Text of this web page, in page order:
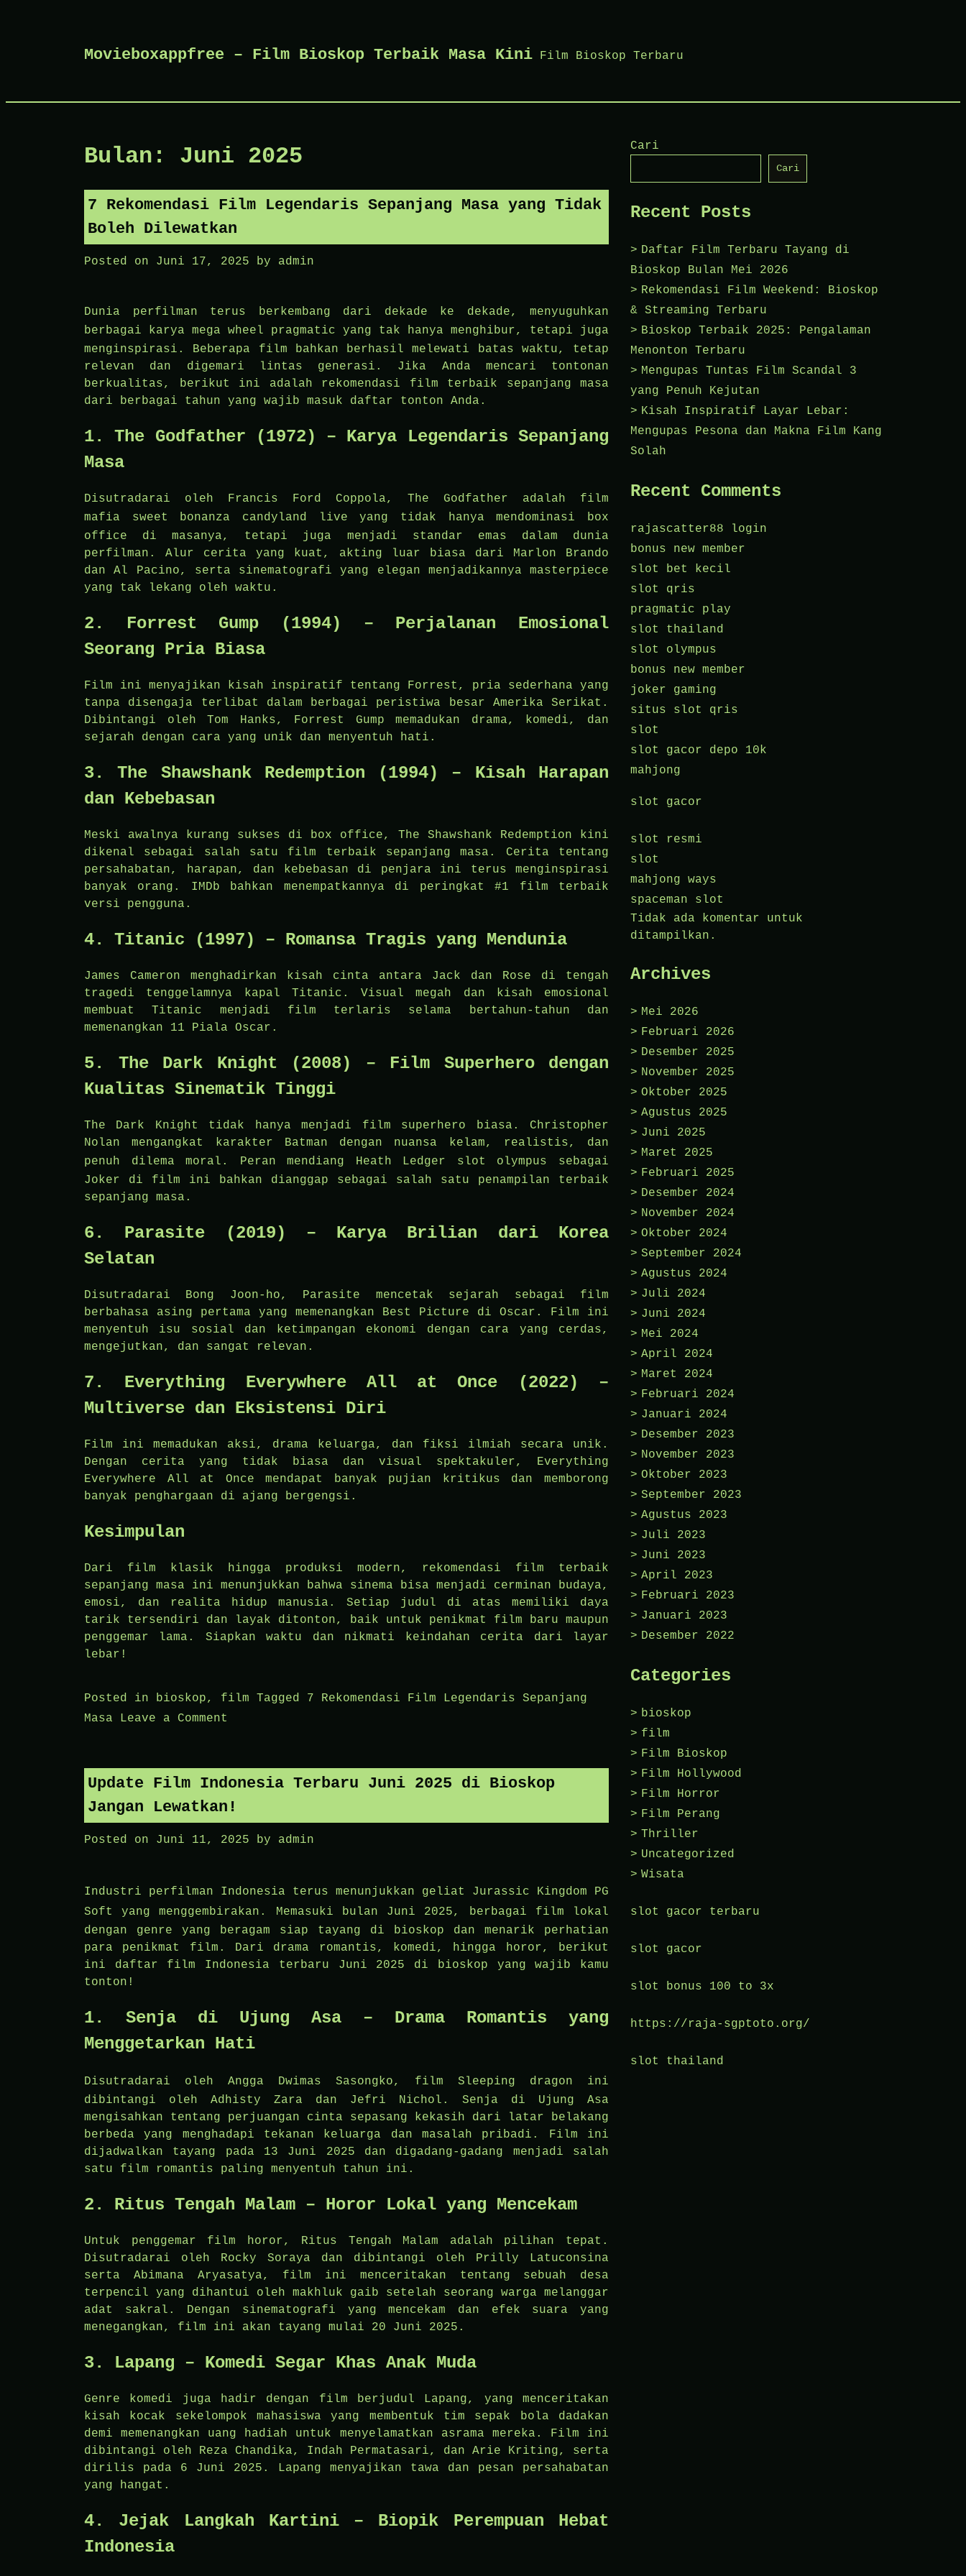
Movieboxappfree – Film Bioskop Terbaik Masa Kini Film Bioskop Terbaru
Bulan: Juni 2025
7 Rekomendasi Film Legendaris Sepanjang Masa yang Tidak
Boleh Dilewatkan
Posted on Juni 17, 2025 by admin
Dunia perfilman terus berkembang dari dekade ke dekade, menyuguhkan
berbagai karya mega wheel pragmatic yang tak hanya menghibur, tetapi juga
menginspirasi. Beberapa film bahkan berhasil melewati batas waktu, tetap
relevan dan digemari lintas generasi. Jika Anda mencari tontonan
berkualitas, berikut ini adalah rekomendasi film terbaik sepanjang masa
dari berbagai tahun yang wajib masuk daftar tonton Anda.
1. The Godfather (1972) – Karya Legendaris Sepanjang
Masa
Disutradarai oleh Francis Ford Coppola, The Godfather adalah film
mafia sweet bonanza candyland live yang tidak hanya mendominasi box
office di masanya, tetapi juga menjadi standar emas dalam dunia
perfilman. Alur cerita yang kuat, akting luar biasa dari Marlon Brando
dan Al Pacino, serta sinematografi yang elegan menjadikannya masterpiece
yang tak lekang oleh waktu.
2. Forrest Gump (1994) – Perjalanan Emosional
Seorang Pria Biasa
Film ini menyajikan kisah inspiratif tentang Forrest, pria sederhana yang
tanpa disengaja terlibat dalam berbagai peristiwa besar Amerika Serikat.
Dibintangi oleh Tom Hanks, Forrest Gump memadukan drama, komedi, dan
sejarah dengan cara yang unik dan menyentuh hati.
3. The Shawshank Redemption (1994) – Kisah Harapan
dan Kebebasan
Meski awalnya kurang sukses di box office, The Shawshank Redemption kini
dikenal sebagai salah satu film terbaik sepanjang masa. Cerita tentang
persahabatan, harapan, dan kebebasan di penjara ini terus menginspirasi
banyak orang. IMDb bahkan menempatkannya di peringkat #1 film terbaik
versi pengguna.
4. Titanic (1997) – Romansa Tragis yang Mendunia
James Cameron menghadirkan kisah cinta antara Jack dan Rose di tengah
tragedi tenggelamnya kapal Titanic. Visual megah dan kisah emosional
membuat Titanic menjadi film terlaris selama bertahun-tahun dan
memenangkan 11 Piala Oscar.
5. The Dark Knight (2008) – Film Superhero dengan
Kualitas Sinematik Tinggi
The Dark Knight tidak hanya menjadi film superhero biasa. Christopher
Nolan mengangkat karakter Batman dengan nuansa kelam, realistis, dan
penuh dilema moral. Peran mendiang Heath Ledger slot olympus sebagai
Joker di film ini bahkan dianggap sebagai salah satu penampilan terbaik
sepanjang masa.
6. Parasite (2019) – Karya Brilian dari Korea
Selatan
Disutradarai Bong Joon-ho, Parasite mencetak sejarah sebagai film
berbahasa asing pertama yang memenangkan Best Picture di Oscar. Film ini
menyentuh isu sosial dan ketimpangan ekonomi dengan cara yang cerdas,
mengejutkan, dan sangat relevan.
7. Everything Everywhere All at Once (2022) –
Multiverse dan Eksistensi Diri
Film ini memadukan aksi, drama keluarga, dan fiksi ilmiah secara unik.
Dengan cerita yang tidak biasa dan visual spektakuler, Everything
Everywhere All at Once mendapat banyak pujian kritikus dan memborong
banyak penghargaan di ajang bergengsi.
Kesimpulan
Dari film klasik hingga produksi modern, rekomendasi film terbaik
sepanjang masa ini menunjukkan bahwa sinema bisa menjadi cerminan budaya,
emosi, dan realita hidup manusia. Setiap judul di atas memiliki daya
tarik tersendiri dan layak ditonton, baik untuk penikmat film baru maupun
penggemar lama. Siapkan waktu dan nikmati keindahan cerita dari layar
lebar!
Posted in bioskop, film Tagged 7 Rekomendasi Film Legendaris Sepanjang
Masa
Leave a Comment
Film
Legendaris
Masa
Boleh
Dilewatkan
Update Film Indonesia Terbaru Juni 2025 di Bioskop
Jangan Lewatkan!
Posted on Juni 11, 2025 by admin
Industri perfilman Indonesia terus menunjukkan geliat Jurassic Kingdom PG
Soft
yang menggembirakan. Memasuki bulan Juni 2025, berbagai film lokal
dengan genre yang beragam siap tayang di bioskop dan menarik perhatian
para penikmat film. Dari drama romantis, komedi, hingga horor, berikut
ini daftar film Indonesia terbaru Juni 2025 di bioskop yang wajib kamu
tonton!
1. Senja di Ujung Asa – Drama Romantis yang
Menggetarkan Hati
Disutradarai oleh Angga Dwimas Sasongko, film Sleeping dragon ini
dibintangi oleh Adhisty Zara dan Jefri Nichol. Senja di Ujung Asa
mengisahkan tentang perjuangan cinta sepasang kekasih dari latar belakang
berbeda yang menghadapi tekanan keluarga dan masalah pribadi. Film ini
dijadwalkan tayang pada 13 Juni 2025 dan digadang-gadang menjadi salah
satu film romantis paling menyentuh tahun ini.
2. Ritus Tengah Malam – Horor Lokal yang Mencekam
Untuk penggemar film horor, Ritus Tengah Malam adalah pilihan tepat.
Disutradarai oleh Rocky Soraya dan dibintangi oleh Prilly Latuconsina
serta Abimana Aryasatya, film ini menceritakan tentang sebuah desa
terpencil yang dihantui oleh makhluk gaib setelah seorang warga melanggar
adat sakral. Dengan sinematografi yang mencekam dan efek suara yang
menegangkan, film ini akan tayang mulai 20 Juni 2025.
3. Lapang – Komedi Segar Khas Anak Muda
Genre komedi juga hadir dengan film berjudul Lapang, yang menceritakan
kisah kocak sekelompok mahasiswa yang membentuk tim sepak bola dadakan
demi memenangkan uang hadiah untuk menyelamatkan asrama mereka. Film ini
dibintangi oleh Reza Chandika, Indah Permatasari, dan Arie Kriting, serta
dirilis pada 6 Juni 2025. Lapang menyajikan tawa dan pesan persahabatan
yang hangat.
4. Jejak Langkah Kartini – Biopik Perempuan Hebat
Indonesia
Cari
Cari
Recent Posts
Daftar Film Terbaru Tayang di
Bioskop Bulan Mei 2026
Rekomendasi Film Weekend: Bioskop
& Streaming Terbaru
Bioskop Terbaik 2025: Pengalaman
Menonton Terbaru
Mengupas Tuntas Film Scandal 3
yang Penuh Kejutan
Kisah Inspiratif Layar Lebar:
Mengupas Pesona dan Makna Film Kang
Solah
Recent Comments
rajascatter88 login
bonus new member
slot bet kecil
slot qris
pragmatic play
slot thailand
slot olympus
bonus new member
joker gaming
situs slot qris
slot
slot gacor depo 10k
mahjong
slot gacor
slot resmi
slot
mahjong ways
spaceman slot
Tidak ada komentar untuk
ditampilkan.
Archives
Mei 2026
Februari 2026
Desember 2025
November 2025
Oktober 2025
Agustus 2025
Juni 2025
Maret 2025
Februari 2025
Desember 2024
November 2024
Oktober 2024
September 2024
Agustus 2024
Juli 2024
Juni 2024
Mei 2024
April 2024
Maret 2024
Februari 2024
Januari 2024
Desember 2023
November 2023
Oktober 2023
September 2023
Agustus 2023
Juli 2023
Juni 2023
April 2023
Februari 2023
Januari 2023
Desember 2022
Categories
bioskop
film
Film Bioskop
Film Hollywood
Film Horror
Film Perang
Thriller
Uncategorized
Wisata
slot gacor terbaru
slot gacor
slot bonus 100 to 3x
https://raja-sgptoto.org/
slot thailand